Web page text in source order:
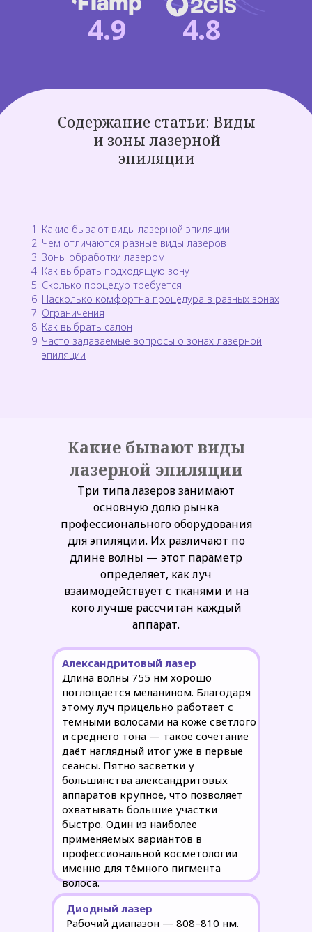
4.9 4.8
Содержание статьи: Виды
и зоны лазерной
эпиляции
Какие бывают виды лазерной эпиляции
Чем отличаются разные виды лазеров
Зоны обработки лазером
Как выбрать подходящую зону
Сколько процедур требуется
Насколько комфортна процедура в разных зонах
Ограничения
Как выбрать салон
Часто задаваемые вопросы о зонах лазерной
эпиляции
Диодный лазер
Рабочий диапазон — 808–810 нм.
Какие бывают виды
лазерной эпиляции
Александритовый лазер
Длина волны 755 нм хорошо
поглощается меланином. Благодаря
этому луч прицельно работает с
тёмными волосами на коже светлого
и среднего тона — такое сочетание
даёт наглядный итог уже в первые
сеансы. Пятно засветки у
большинства александритовых
аппаратов крупное, что позволяет
охватывать большие участки
быстро. Один из наиболее
применяемых вариантов в
профессиональной косметологии
именно для тёмного пигмента
волоса.
Три типа лазеров занимают
основную долю рынка
профессионального оборудования
для эпиляции. Их различают по
длине волны — этот параметр
определяет, как луч
взаимодействует с тканями и на
кого лучше рассчитан каждый
аппарат.